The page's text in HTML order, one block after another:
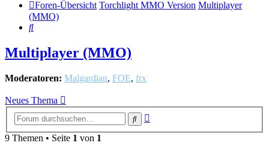
Foren-Übersicht Torchlight MMO Version Multiplayer
(MMO)
Suche
Multiplayer (MMO)
Moderatoren: Malgardian, FOE, frx
Neues Thema
Suche
9 Themen • Seite 1 von 1